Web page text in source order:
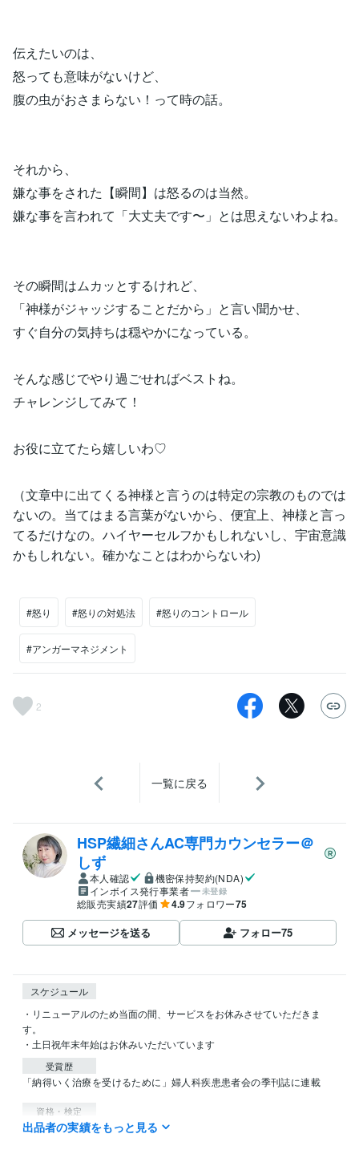
伝えたいのは、
怒っても意味がないけど、
腹の虫がおさまらない！って時の話。
それから、
嫌な事をされた【瞬間】は怒るのは当然。
嫌な事を言われて「大丈夫です〜」とは思えないわよね。
その瞬間はムカッとするけれど、
「神様がジャッジすることだから」と言い聞かせ、
すぐ自分の気持ちは穏やかになっている。
そんな感じでやり過ごせればベストね。
チャレンジしてみて！
お役に立てたら嬉しいわ♡
（文章中に出てくる神様と言うのは特定の宗教のものでは
ないの。当てはまる言葉がないから、便宜上、神様と言っ
てるだけなの。ハイヤーセルフかもしれないし、宇宙意識
かもしれない。確かなことはわからないわ)
#怒り #怒りの対処法 #怒りのコントロール
#アンガーマネジメント
2
一覧に戻る
HSP繊細さんAC専門カウンセラー＠
しず
本人確認
機密保持契約(NDA)
インボイス発行事業者
未登録
総販売実績27評価 4.9フォロワー75
メッセージを送る フォロー75
スケジュール
・リニューアルのため当面の間、サービスをお休みさせていただきま
す。
・土日祝年末年始はお休みいただいています
受賞歴
「納得いく治療を受けるために」婦人科疾患患者会の季刊誌に連載
資格・検定
鍼灸師 取得年 : 1997年
出品者の実績をもっと見る